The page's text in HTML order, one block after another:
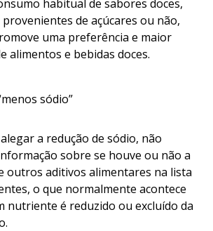
habitual de sabores doces,
provenientes de açúcares ou não,
uma preferência e maior
alimentos e bebidas doces.
sódio”
a redução de sódio, não
sobre se houve ou não a
outros aditivos alimentares na lista
o que normalmente acontece
nutriente é reduzido ou excluído da